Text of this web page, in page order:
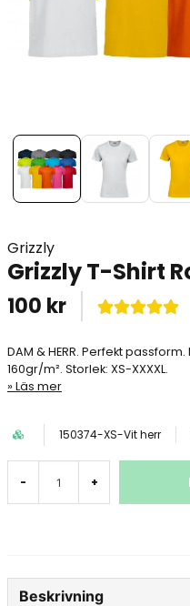
Grizzly
Grizzly T-Shirt
100 kr
DAM & HERR. Perfekt
160gr/m². Storlek: XS-XXXXL.
Läs mer
150374-XS-Vit herr
- +
Beskrivning